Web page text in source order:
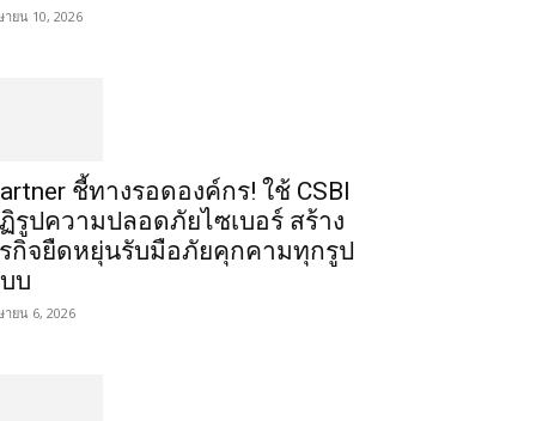
ายน 10, 2026
ชี้ทางรอดองค์กร! ใช้ CSBI
รูปความปลอดภัยไซเบอร์ สร้าง
กิจยืดหยุ่นรับมือภัยคุกคามทุกรูป
บ
ายน 6, 2026